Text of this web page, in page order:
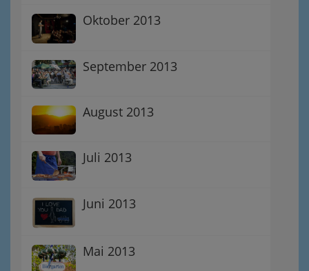
Oktober 2013
September 2013
August 2013
Juli 2013
Juni 2013
Mai 2013